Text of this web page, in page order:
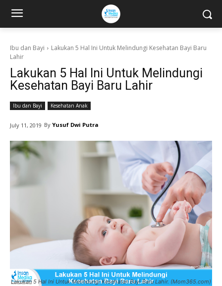
Ibu dan Bayi
Lakukan 5 Hal Ini Untuk Melindungi Kesehatan Bayi Baru
Lahir
Lakukan 5 Hal Ini Untuk Melindungi
Kesehatan Bayi Baru Lahir
Ibu dan Bayi Kesehatan Anak
July 11, 2019 By Yusuf Dwi Putra
Lakukan 5 Hal Ini Untuk Melindungi Kesehatan Bayi Baru Lahir. (Mom365.com)